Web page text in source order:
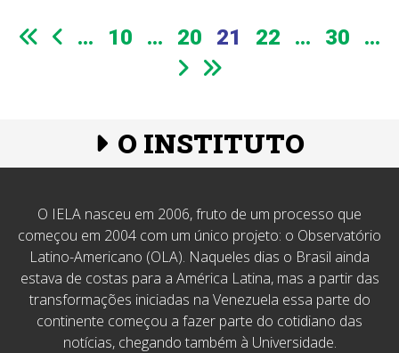
... 10 ... 20 21 22 ... 30 ...
O INSTITUTO
O IELA nasceu em 2006, fruto de um processo que
começou em 2004 com um único projeto: o Observatório
Latino-Americano (OLA). Naqueles dias o Brasil ainda
estava de costas para a América Latina, mas a partir das
transformações iniciadas na Venezuela essa parte do
continente começou a fazer parte do cotidiano das
notícias, chegando também à Universidade.